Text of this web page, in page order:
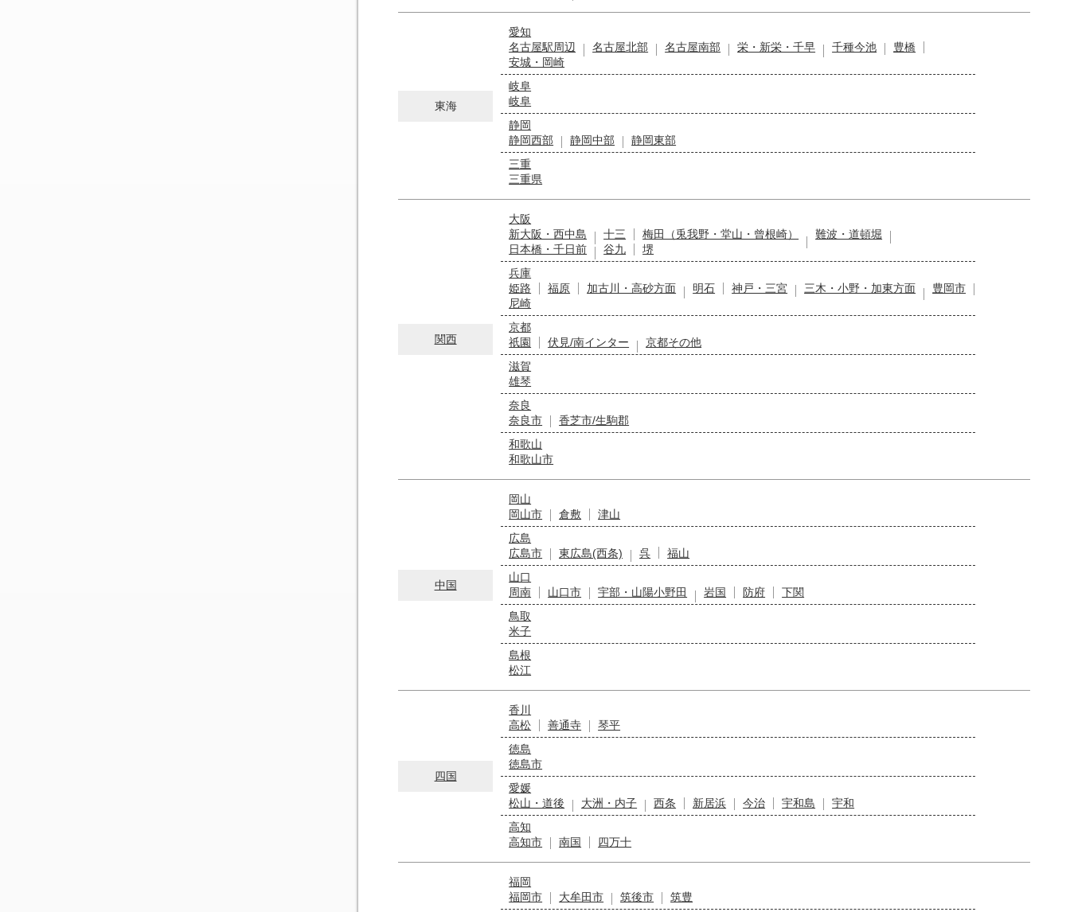
東海
愛知
名古屋駅周辺
名古屋北部 名古屋南部 栄・新栄・千早 千種今池
豊橋
安城・岡崎
岐阜
岐阜
静岡
静岡西部
静岡中部
静岡東部
三重
三重県
関西
大阪
新大阪・西中島
十三 梅田（兎我野・堂山・曾根崎）
難波・道頓堀
日本橋・千日前
谷九
堺
兵庫
姫路
福原 加古川・高砂方面 明石 神戸・三宮 三木・小野・加東方面
豊岡市
尼崎
京都
祇園
伏見/南インター
京都その他
滋賀
雄琴
奈良
奈良市
香芝市/生駒郡
和歌山
和歌山市
中国
岡山
岡山市
倉敷
津山
広島
広島市
東広島(西条) 呉
福山
山口
周南
山口市 宇部・山陽小野田 岩国 防府
下関
鳥取
米子
島根
松江
四国
香川
高松
善通寺
琴平
徳島
徳島市
愛媛
松山・道後
大洲・内子 西条 新居浜 今治 宇和島
宇和
高知
高知市
南国 四万十
福岡
福岡市
大牟田市 筑後市
筑豊